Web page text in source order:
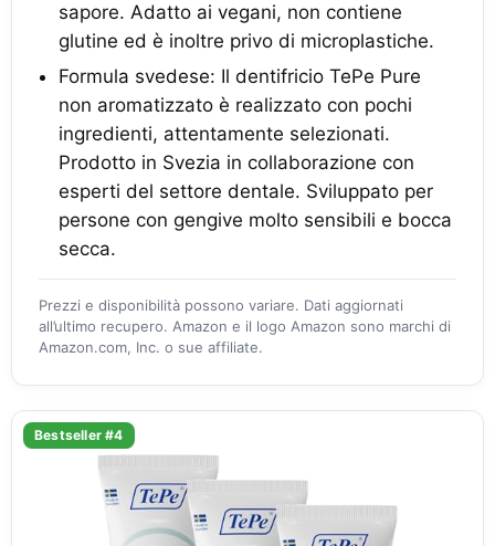
sapore. Adatto ai vegani, non contiene
glutine ed è inoltre privo di microplastiche.
Formula svedese: Il dentifricio TePe Pure
non aromatizzato è realizzato con pochi
ingredienti, attentamente selezionati.
Prodotto in Svezia in collaborazione con
esperti del settore dentale. Sviluppato per
persone con gengive molto sensibili e bocca
secca.
Prezzi e disponibilità possono variare. Dati aggiornati
all’ultimo recupero. Amazon e il logo Amazon sono marchi di
Amazon.com, Inc. o sue affiliate.
Bestseller #4